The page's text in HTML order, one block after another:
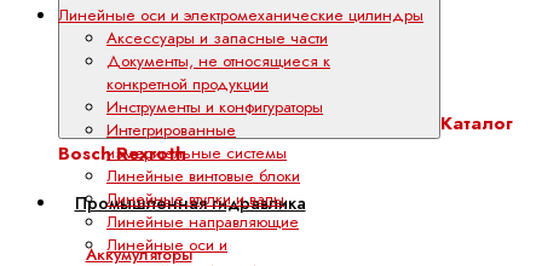
Каталог
Bosch Rexroth
Промышленная гидравлика
Аккумуляторы
Линейные оси и электромеханические цилиндры
Аксессуары и запасные части
Документы, не относящиеся к
конкретной продукции
Инструменты и конфигураторы
Интегрированные
измерительные системы
Линейные винтовые блоки
Линейные втулки и валы
Линейные направляющие
Линейные оси и